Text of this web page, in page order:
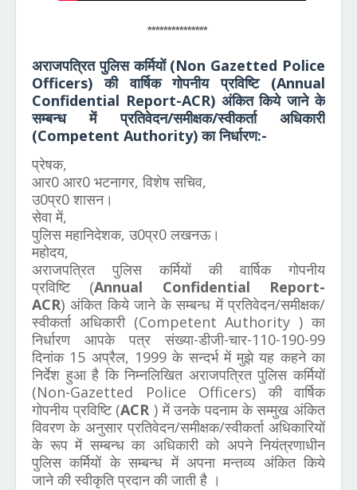
***************
अराजपत्रित पुलिस कर्मियों (Non Gazetted Police
Officers) की वार्षिक गोपनीय प्रविष्टि (Annual
Confidential Report-ACR)अंकित किये जाने के
सम्बन्ध में प्रतिवेदन/समीक्षक/स्वीकर्ता अधिकारी
(Competent Authority) का निर्धारण:-
प्रेषक,
आर0 आर0 भटनागर, विशेष सचिव,
उ0प्र0 शासन।
सेवा में,
पुलिस महानिदेशक, उ0प्र0 लखनऊ।
महोदय,
अराजपत्रित पुलिस कर्मियों की वार्षिक गोपनीय
प्रविष्टि
(Annual Confidential Report-
ACR) अंकित किये जाने के सम्बन्ध में प्रतिवेदन/समीक्षक/
स्वीकर्ता अधिकारी (Competent Authority ) का
निर्धारण आपके पत्र संख्या-डीजी-चार-110-190-99
दिनांक 15 अप्रैल, 1999 के सन्दर्भ में मुझे यह कहने का
निर्देश हुआ है कि निम्नलिखित अराजपत्रित पुलिस कर्मियों
(Non-Gazetted Police Officers) की वार्षिक
गोपनीय प्रविष्टि (ACR) में उनके पदनाम के सम्मुख अंकित
विवरण के अनुसार प्रतिवेदन/समीक्षक/स्वीकर्ता अधिकारियों
के रूप में सम्बन्ध का अधिकारी को अपने नियंत्रणाधीन
पुलिस कर्मियों के सम्बन्ध में अपना मन्तव्य अंकित किये
जाने की स्वीकृति प्रदान की जाती है ।